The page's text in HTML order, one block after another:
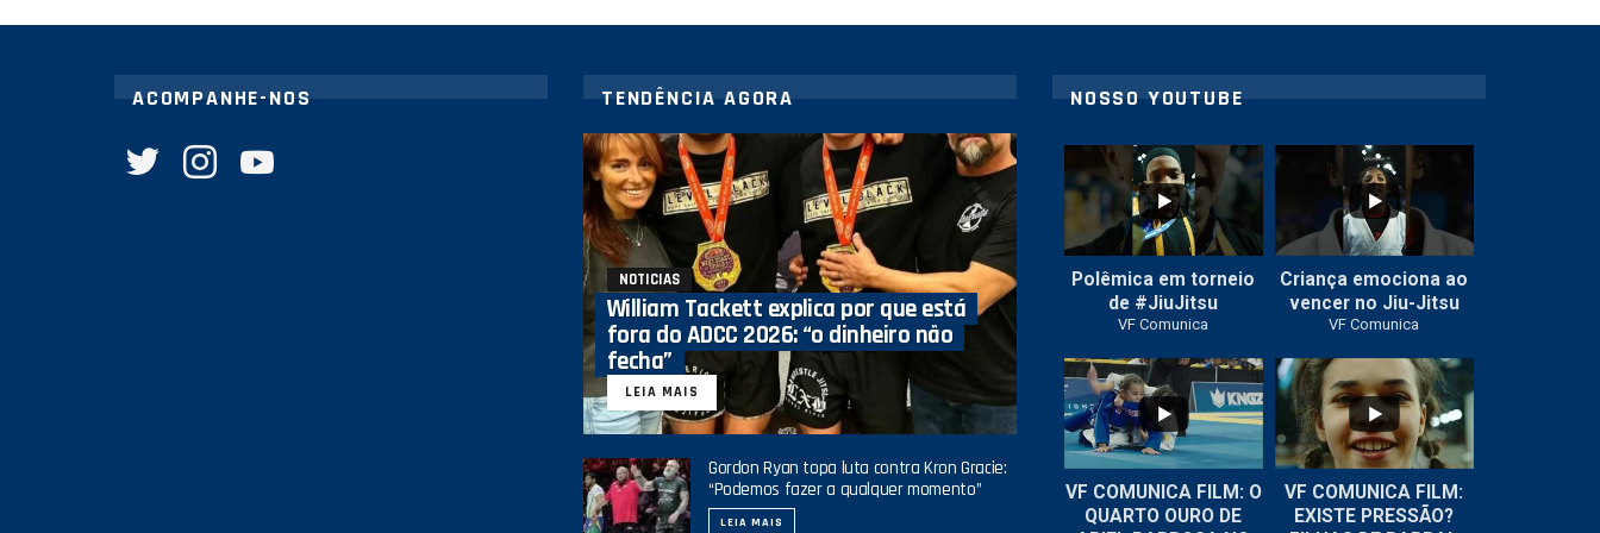
ACOMPANHE-NOS TENDÊNCIA AGORA
NOTICIAS
William Tackett explica por que está
fora do ADCC 2026: “o dinheiro não
fecha”
LEIA MAIS
Gordon Ryan topa luta contra Kron Gracie:
“Podemos fazer a qualquer momento”
LEIA MAIS
NOSSO YOUTUBE
42 1
Polêmica em torneio
de #JiuJitsu
VF Comunica
Criança emociona ao
vencer no Jiu-Jitsu
VF Comunica
...
VF COMUNICA FILM: O
QUARTO OURO DE
...
VF COMUNICA FILM:
EXISTE PRESSÃO?